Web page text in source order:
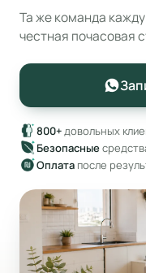
Та же команда
честная почасовая
800+ довольных
Безопасные
Оплата после